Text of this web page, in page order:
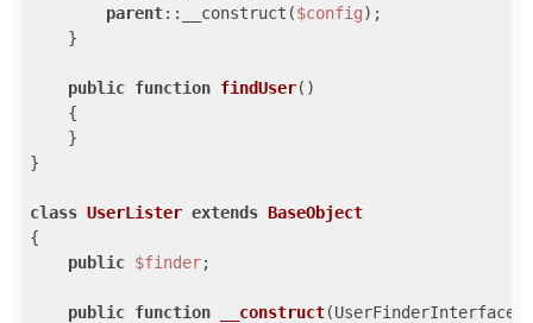
parent::__construct($config);
    }
public function findUser()
{
    }
}
class UserLister extends BaseObject
{
public $finder;
public function __construct(UserFinderInterface